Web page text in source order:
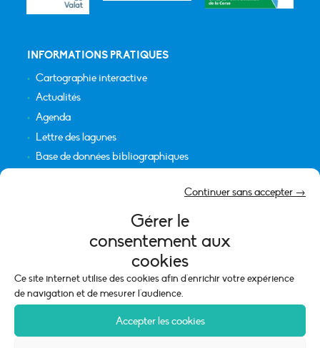
Gérer le
consentement aux
cookies
Ce site internet utilise des cookies afin d'enrichir votre expérience
de navigation et de mesurer l'audience.
Accepter les cookies
Continuer sans accepter →
INFORMATIONS PRATIQUES
Cartographie interactive
Actualités
Agenda
Lettre des lagunes
Base de données bibliographiques
Mentions légales
Politique de cookies (UE)